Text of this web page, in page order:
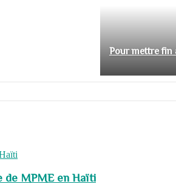
Pour mettre fin
de MPME en Haïti